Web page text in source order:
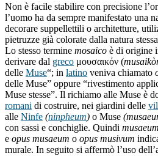
Non è facile stabilire con precisione
l’uomo ha da sempre manifestato una
decorare suppellettili o architetture,
pietruzze già colorate dalla natura
Lo stesso termine mosaico è di origine
derivare dal greco μουσαικόν (
delle Muse“; in latino veniva chiamato
delle Muse” oppure “rivestimento
Muse stesse”. Il richiamo alle Muse è
romani di costruire, nei giardini delle
alle Ninfe (ninpheum) o Muse
con sassi e conchiglie. Quindi musaeum
e opus musaeum o opus musivum
murale. In seguito si affermò l’uso